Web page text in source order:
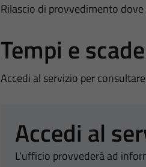
Rilascio di provvedimento
Tempi e
Accedi al servizio per
Accedi al
L'ufficio provvederà ad